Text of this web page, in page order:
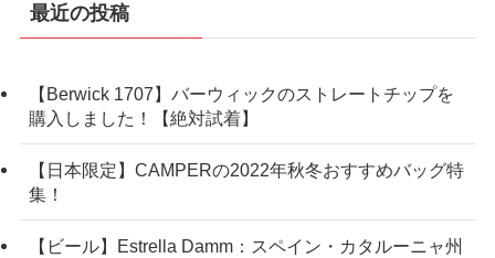
最近の投稿
【Berwick 1707】バーウィックのストレートチップを
購入しました！【絶対試着】
【日本限定】CAMPERの2022年秋冬おすすめバッグ特
集！
【ビール】Estrella Damm：スペイン・カタルーニャ州